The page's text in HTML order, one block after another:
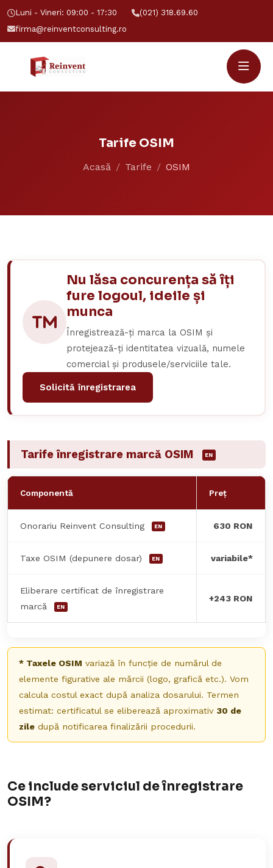
Luni - Vineri: 09:00 - 17:30
(021) 318.69.60
firma@reinventconsulting.ro
Tarife OSIM
Acasă Tarife OSIM
Nu lăsa concurența să îți
fure logoul, ideile și
munca
Înregistrează-ți marca la OSIM și
protejează-ți identitatea vizuală, numele
comercial și produsele/serviciile tale.
Solicită înregistrarea
Tarife înregistrare marcă OSIM EN
Componentă Preț
Onorariu Reinvent Consulting EN 630 RON
Taxe OSIM (depunere dosar) EN variabile*
Eliberare certificat de înregistrare
marcă
EN
+243 RON
* Taxele OSIM variază în funcție de numărul de
elemente figurative ale mărcii (logo, grafică etc.). Vom
calcula costul exact după analiza dosarului. Termen
estimat: certificatul se eliberează aproximativ 30 de
zile după notificarea finalizării procedurii.
Ce include serviciul de înregistrare
OSIM?